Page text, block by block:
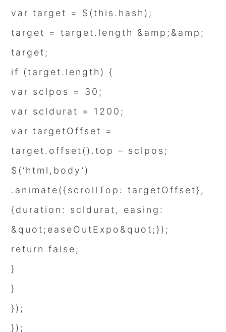
var target = $(this.hash);
target = target.length &amp;&amp;
target;
if (target.length) {
var sclpos = 30;
var scldurat = 1200;
var targetOffset =
target.offset().top – sclpos;
$(‘html,body’)
.animate({scrollTop: targetOffset},
{duration: scldurat, easing:
&quot;easeOutExpo&quot;});
return false;
}
}
});
});